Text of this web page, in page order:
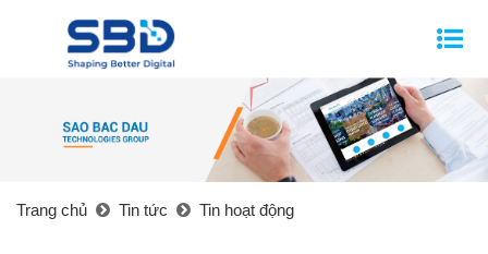
Trang chủ Tin tức Tin hoạt động